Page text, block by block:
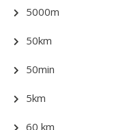
5000m
50km
50min
5km
60 km